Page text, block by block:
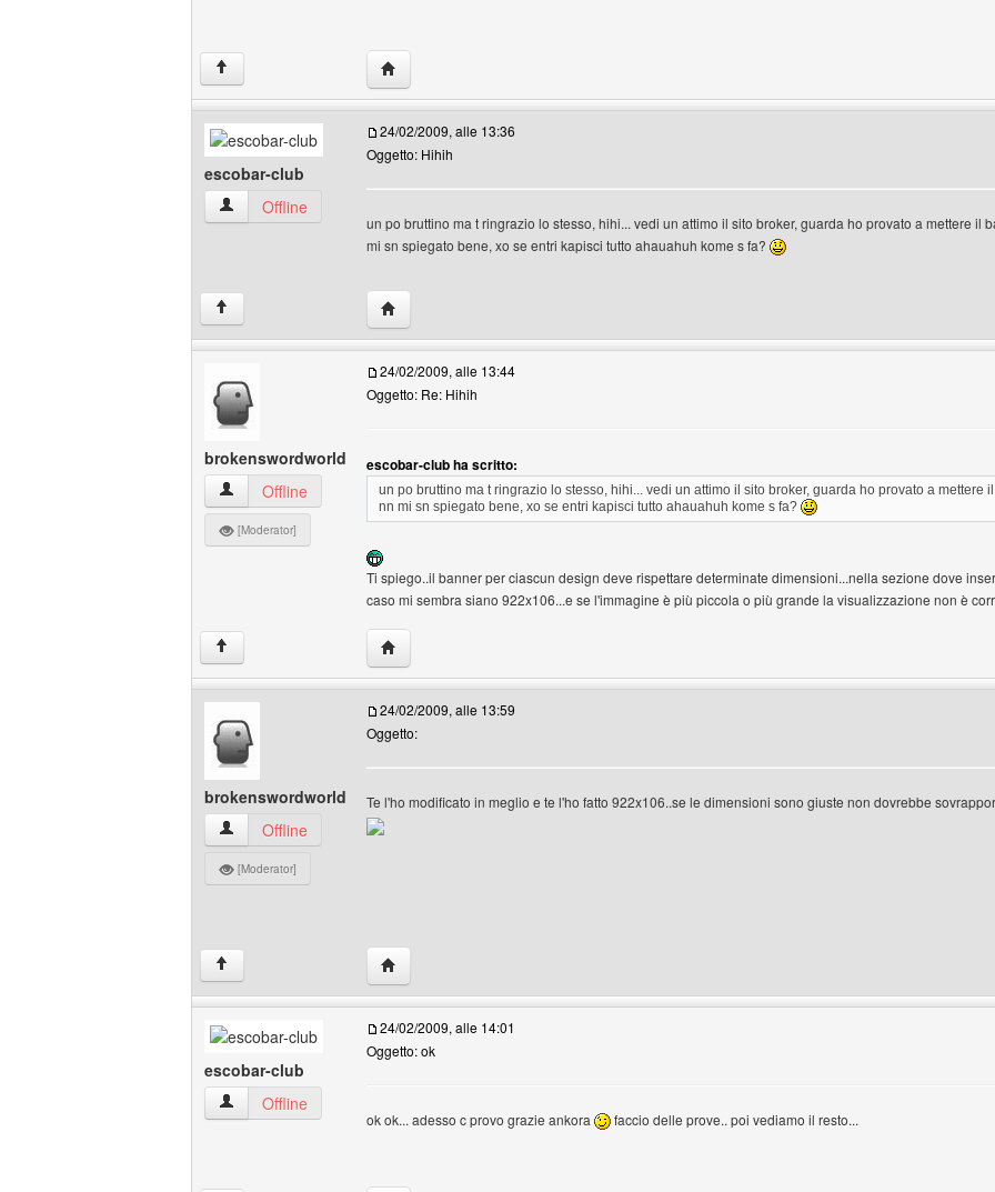
↑ HomePage: brokenswordworld
escobar-club
escobar-club Profilo
Offline
24/02/2009, alle 13:36
Oggetto: Hihih
un po bruttino ma t ringrazio lo stesso, hihi... vedi un attimo il sito broker, guarda ho provato a mettere il
mi sn spiegato bene, xo se entri kapisci tutto ahauahuh kome s fa?
↑ HomePage: escobar-club
brokenswordworld
brokenswordworld Profilo
Offline
[Moderator]
24/02/2009, alle 13:44
Oggetto: Re: Hihih
escobar-club ha scritto:
un po bruttino ma t ringrazio lo stesso, hihi... vedi un attimo il sito broker, guarda ho provato a mettere
nn mi sn spiegato bene, xo se entri kapisci tutto ahauahuh kome s fa?
Ti spiego..il banner per ciascun design deve rispettare determinate dimensioni...nella sezione dove
caso mi sembra siano 922x106...e se l'immagine è più piccola o più grande la visualizzazione non è
↑ HomePage: brokenswordworld
brokenswordworld
brokenswordworld Profilo
Offline
[Moderator]
24/02/2009, alle 13:59
Oggetto:
Te l'ho modificato in meglio e te l'ho fatto 922x106..se le dimensioni sono giuste non dovrebbe
↑ HomePage: brokenswordworld
escobar-club
escobar-club Profilo
Offline
24/02/2009, alle 14:01
Oggetto: ok
ok ok... adesso c provo grazie ankora faccio delle prove.. poi vediamo il resto...